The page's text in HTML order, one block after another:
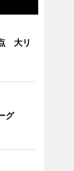
大リ
グ